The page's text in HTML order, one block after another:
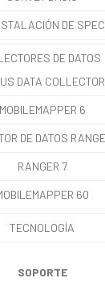
DE
DE DATOS
DATA COLLECTOR
MOBILEMAPPER 6
DE DATOS
RANGER 7
60
TECNOLOGÍA
SOPORTE